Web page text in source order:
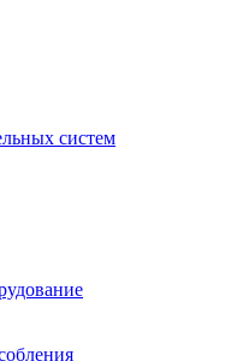
систем